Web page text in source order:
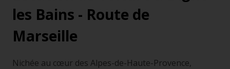
les Bains - Route de
Marseille
Nichée au cœur des Alpes-de-Haute-Provence,